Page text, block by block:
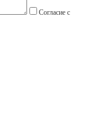
Согласие с